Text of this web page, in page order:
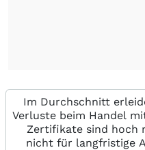
Im Durchschnitt
Verluste beim Handel
Zertifikate sind hoch
nicht für langfristige